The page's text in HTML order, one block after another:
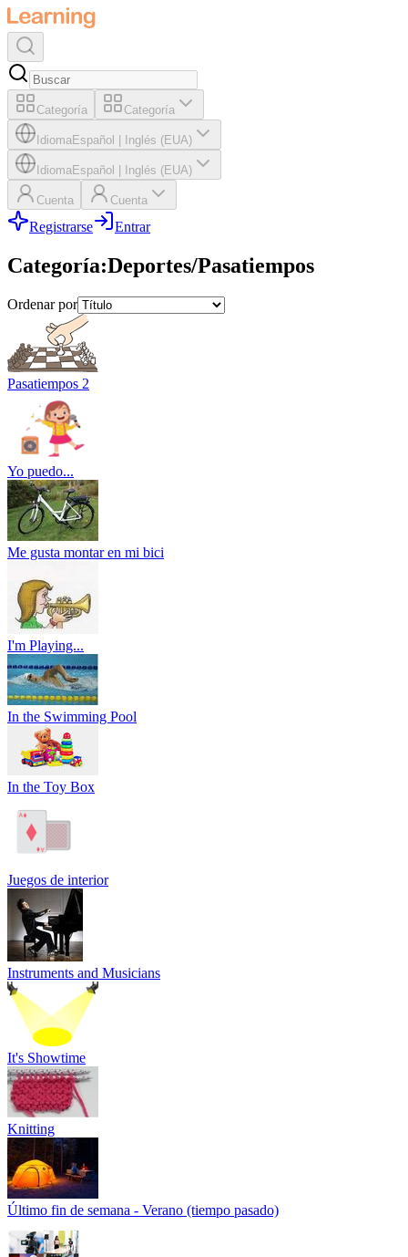
Categoría Categoría
IdiomaEspañol Inglés (EUA)
IdiomaEspañol Inglés (EUA)
Cuenta Cuenta
Registrarse Entrar
Categoría:Deportes/Pasatiempos
Ordenar por
Pasatiempos 2
Yo puedo...
Me gusta montar en mi bici
I'm Playing...
In the Swimming Pool
In the Toy Box
Juegos de interior
Instruments and Musicians
It's Showtime
Knitting
Último fin de semana - Verano (tiempo pasado)